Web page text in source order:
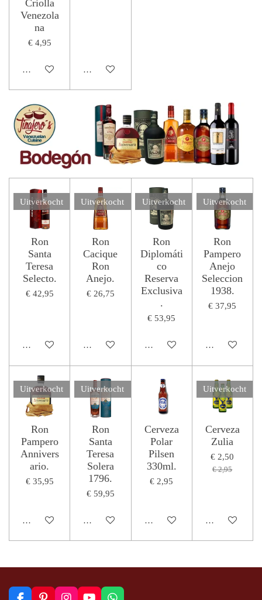
Criolla
Venezola
na
€ 4,95
In winkelwagen In winkelwagen
Uitverkocht
Ron
Santa
Teresa
Selecto.
€ 42,95
Houd mij op de hoogte
Uitverkocht
Ron
Cacique
Ron
Anejo.
€ 26,75
Houd mij op de hoogte
Uitverkocht
Ron
Diplomáti
co
Reserva
Exclusiva
.
€ 53,95
Houd mij op de hoogte
Uitverkocht
Ron
Pampero
Anejo
Seleccion
1938.
€ 37,95
Houd mij op
Uitverkocht
Ron
Pampero
Annivers
ario.
€ 35,95
Houd mij op de hoogte
Uitverkocht
Ron
Santa
Teresa
Solera
1796.
€ 59,95
Houd mij op de hoogte
Cerveza
Polar
Pilsen
330ml.
€ 2,95
In winkelwagen
Uitverkocht
Cerveza
Zulia
€ 2,50
€ 2,95
Houd mij op